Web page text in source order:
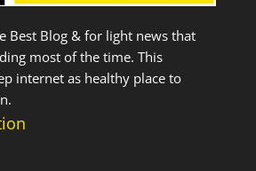
Best Blog & for light news that
most of the time. This
internet as healthy place to